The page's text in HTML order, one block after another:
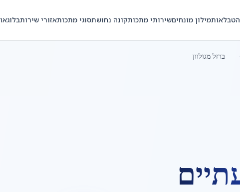
טבלאותמילון מונחיםשירותי מתכותקונה נחושתסוגי מתכותאזורי שירותבלוג
ברזל מגולוון